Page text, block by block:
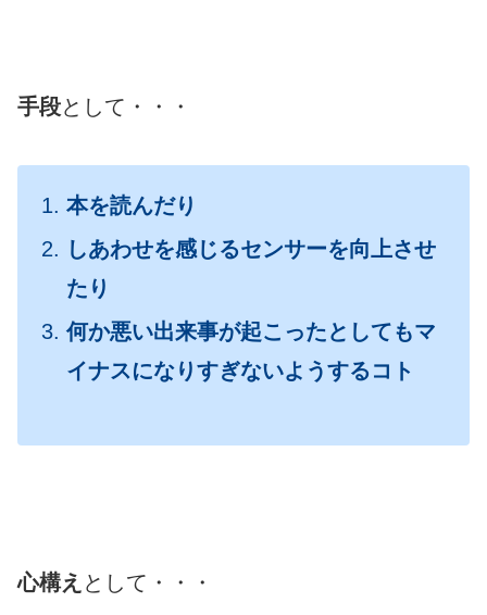
手段として・・・
本を読んだり
しあわせを感じるセンサーを向上させ
たり
何か悪い出来事が起こったとしてもマ
イナスになりすぎないようするコト
心構え として・・・